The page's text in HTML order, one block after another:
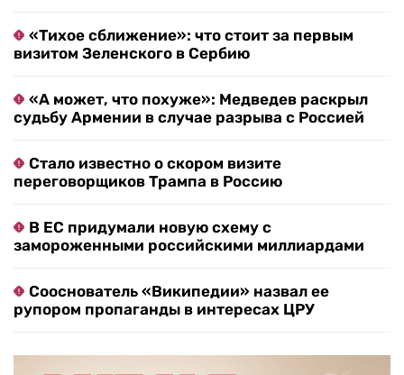
«Тихое сближение»: что стоит за первым
визитом Зеленского в Сербию
«А может, что похуже»: Медведев раскрыл
судьбу Армении в случае разрыва с Россией
Стало известно о скором визите
переговорщиков Трампа в Россию
В ЕС придумали новую схему с
замороженными российскими миллиардами
Сооснователь «Википедии» назвал ее
рупором пропаганды в интересах ЦРУ